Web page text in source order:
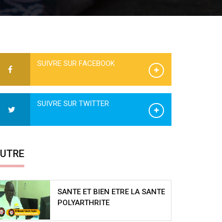
SUIVRE SUR FACEBOOK
SUIVRE SUR TWITTER
SANTE ET BIEN ETRE LA SANTE
POLYARTHRITE